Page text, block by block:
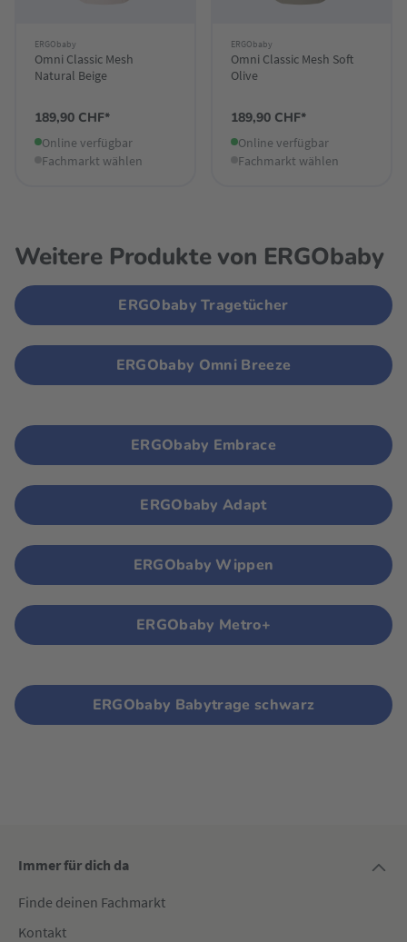
ERGObaby
Omni Classic Mesh
Natural Beige
189,90 CHF*
Online verfügbar
Fachmarkt wählen
ERGObaby
Omni Classic Mesh Soft
Olive
189,90 CHF*
Online verfügbar
Fachmarkt wählen
Weitere Produkte von ERGObaby
ERGObaby Tragetücher
ERGObaby Omni Breeze
ERGObaby Embrace
ERGObaby Adapt
ERGObaby Wippen
ERGObaby Metro+
ERGObaby Babytrage schwarz
Immer für dich da
Finde deinen Fachmarkt
Kontakt